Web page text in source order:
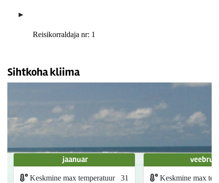
►
Reisikorraldaja nr: 1
Sihtkoha kliima
jaanuar
Keskmine max temperatuur
31
Keskmine max